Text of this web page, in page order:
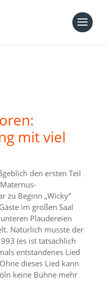
mit viel
den ersten Teil
zu Beginn „Wicky“
im großen Saal
Plaudereien
Natürlich musste der
(es ist tatsächlich
entstandenes Lied
dieses Lied kann
keine Bühne mehr